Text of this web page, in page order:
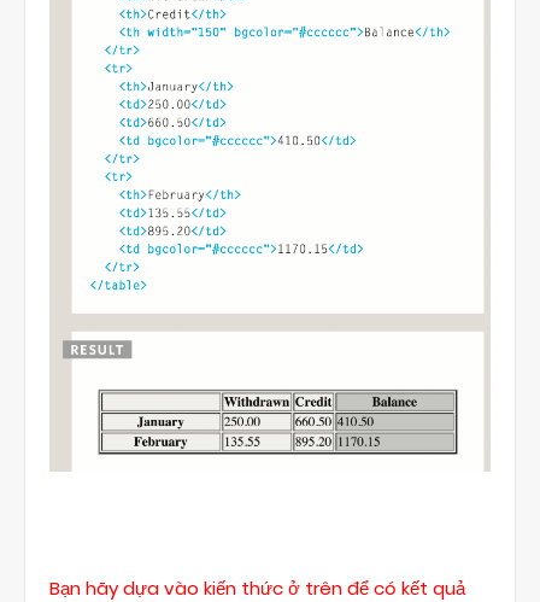
Bạn hãy dựa vào kiến thức ở trên để có kết quả